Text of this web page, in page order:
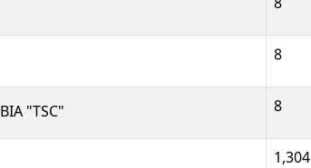
8
"TSC" 8
1,304